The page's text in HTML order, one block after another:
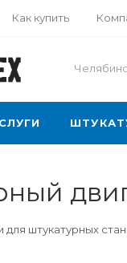
Как купить
для штукатурных